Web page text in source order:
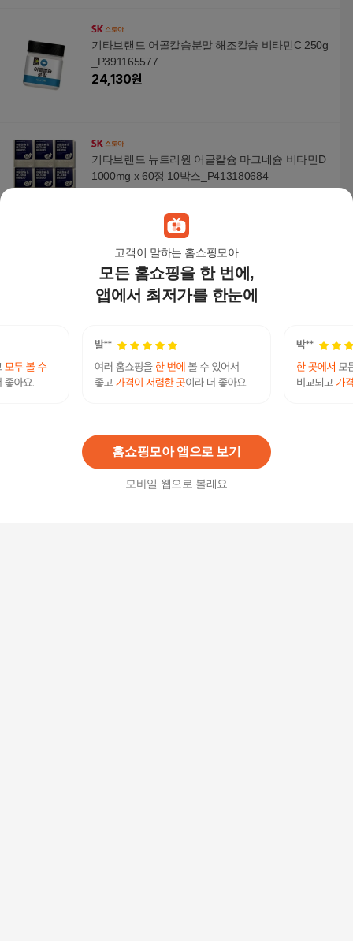
고객이 말하는 홈쇼핑모아
모든 홈쇼핑을 한 번에,
앱에서 최저가를 한눈에
홈쇼핑모아 앱으로 보기
모바일 웹으로 볼래요
기타브랜드 어골칼슘분말 해조칼슘 비타민C 250g
_P391165577
24,130원
기타브랜드 뉴트리원 어골칼슘 마그네슘 비타민D
1000mg x 60정 10박스_P413180684
기타브랜드 뉴트리원 어골칼슘 마그네슘 비타민D
1000mg x 60정 4박스_P413182318
61,200 원
기타브랜드 슈퍼피쉬 어골칼슘 PGA 비타민D 비타